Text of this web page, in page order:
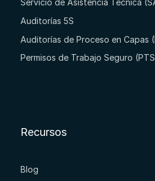
Auditorías 5S
Auditorías de Proceso en Capas
Permisos de Trabajo Seguro
Recursos
Blog